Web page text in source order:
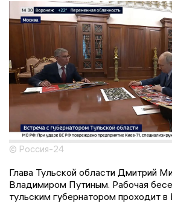
© Россия-24
Глава Тульской области Дмитрий
Владимиром Путиным. Рабочая
тульским губернатором проходит